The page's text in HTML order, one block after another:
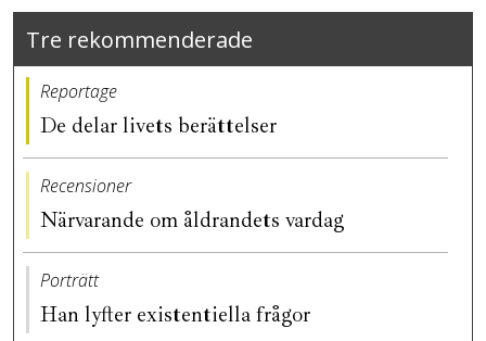
Tre rekommenderade
Reportage
De delar livets berättelser
Recensioner
Närvarande om åldrandets vardag
Porträtt
Han lyfter existentiella frågor